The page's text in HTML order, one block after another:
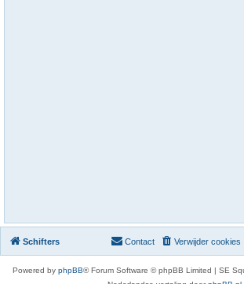
Schifters Verwijder cookies
Contact
Powered by phpBB® Forum Software © phpBB Limited | SE